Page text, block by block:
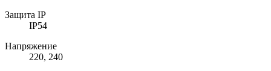
Защита IP
IP54
Напряжение
220, 240